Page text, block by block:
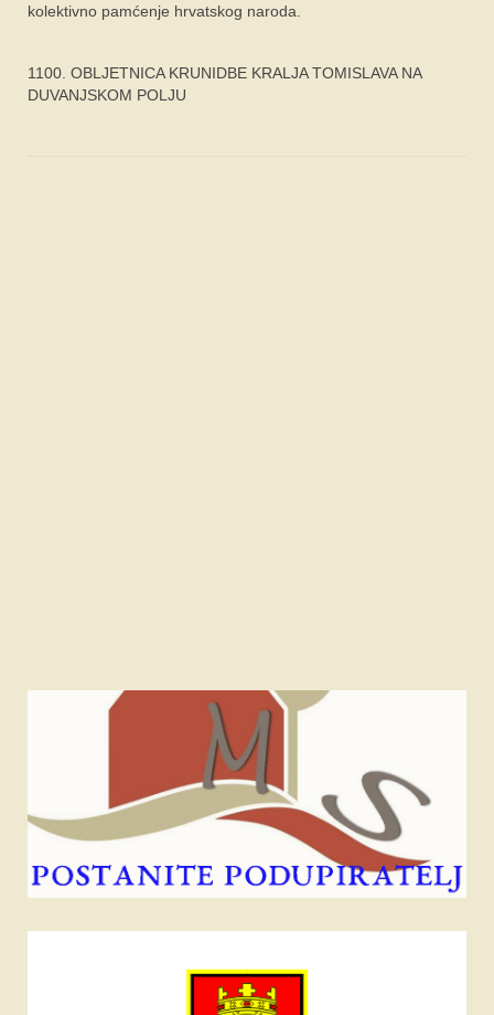
kolektivno pamćenje hrvatskog naroda.
1100. OBLJETNICA KRUNIDBE KRALJA TOMISLAVA NA
DUVANJSKOM POLJU